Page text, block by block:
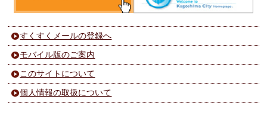
すくすくメールの登録へ
モバイル版のご案内
このサイトについて
個人情報の取扱について